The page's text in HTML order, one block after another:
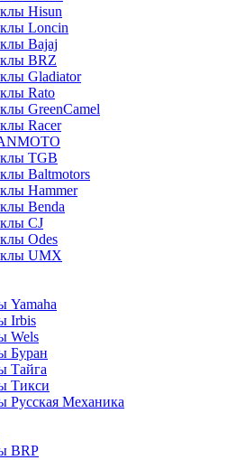
Hisun
Loncin
Bajaj
BRZ
Gladiator
Rato
GreenCamel
Racer
TGB
Baltmotors
Hammer
Benda
CJ
Odes
UMX
Yamaha
Irbis
Wels
Буран
Тайга
Тикси
Русская Механика
BRP